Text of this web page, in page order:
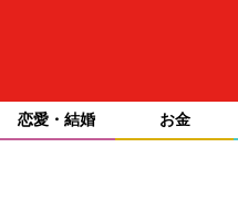
恋愛・結婚 お金